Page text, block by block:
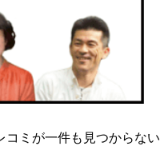
ミが一件も見つからない